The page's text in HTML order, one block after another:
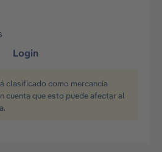
Login
clasificado como mercancía
cuenta que esto puede afectar al